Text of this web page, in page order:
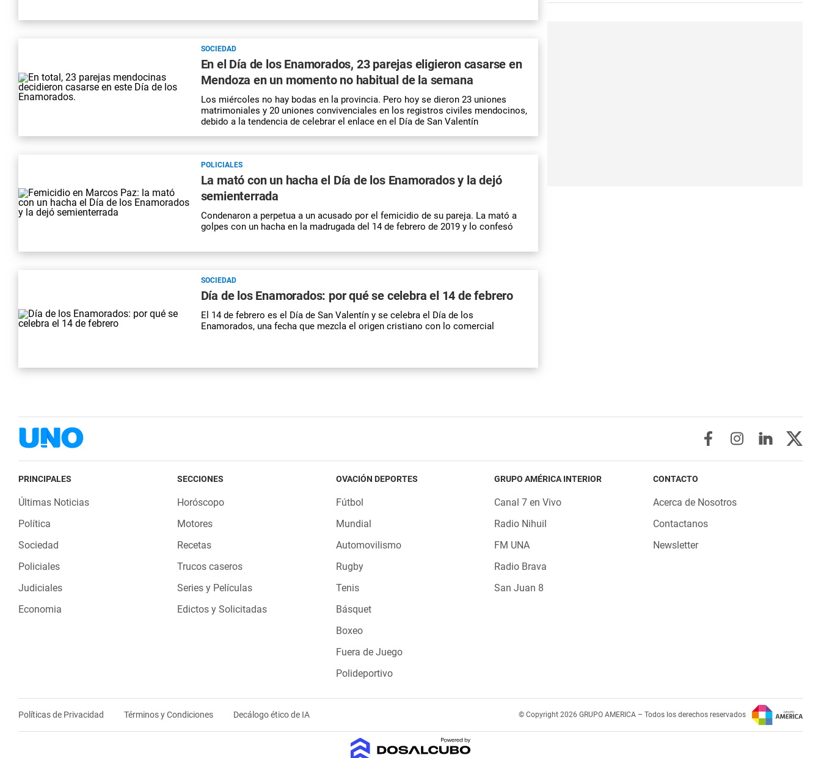
SOCIEDAD
En el Día de los Enamorados, 23 parejas eligieron casarse en
Mendoza en un momento no habitual de la semana
Los miércoles no hay bodas en la provincia. Pero hoy se dieron 23 uniones
matrimoniales y 20 uniones convivenciales en los registros civiles mendocinos,
debido a la tendencia de celebrar el enlace en el Día de San Valentín
POLICIALES
La mató con un hacha el Día de los Enamorados y la dejó
semienterrada
Condenaron a perpetua a un acusado por el femicidio de su pareja. La mató a
golpes con un hacha en la madrugada del 14 de febrero de 2019 y lo confesó
SOCIEDAD
Día de los Enamorados: por qué se celebra el 14 de febrero
El 14 de febrero es el Día de San Valentín y se celebra el Día de los
Enamorados, una fecha que mezcla el origen cristiano con lo comercial
PRINCIPALES
Últimas Noticias
Política
Sociedad
Policiales
Judiciales
Economia
SECCIONES
Horóscopo
Motores
Recetas
Trucos caseros
Series y Películas
Edictos y Solicitadas
OVACIÓN DEPORTES
Fútbol
Mundial
Automovilismo
Rugby
Tenis
Básquet
Boxeo
Fuera de Juego
Polideportivo
GRUPO AMÉRICA INTERIOR
Canal 7 en Vivo
Radio Nihuil
FM UNA
Radio Brava
San Juan 8
CONTACTO
Acerca de Nosotros
Contactanos
Newsletter
Políticas de Privacidad Términos y Condiciones Decálogo ético de IA © Copyright 2026 GRUPO AMERICA – Todos los derechos reservados